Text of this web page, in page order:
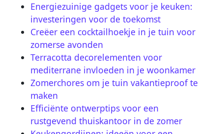
Energiezuinige gadgets voor je keuken:
investeringen voor de toekomst
Creëer een cocktailhoekje in je tuin voor
zomerse avonden
Terracotta decorelementen voor
mediterrane invloeden in je woonkamer
Zomerchores om je tuin vakantieproof te
maken
Efficiënte ontwerptips voor een
rustgevend thuiskantoor in de zomer